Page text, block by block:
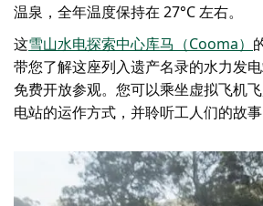
温泉，全年温度保持在 27°C 左右。
这雪山水电探索中心库马（Cooma）
带您了解这座列入遗产名录的水力发
免费开放参观。您可以乘坐虚拟飞机
电站的运作方式，并聆听工人们的故事